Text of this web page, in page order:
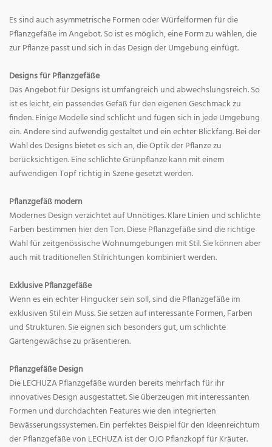
Es sind auch asymmetrische Formen oder Würfelformen für die
Pflanzgefäße im Angebot. So ist es möglich, eine Form zu wählen, die
zur Pflanze passt und sich in das Design der Umgebung einfügt.
Designs für Pflanzgefäße
Das Angebot für Designs ist umfangreich und abwechslungsreich. So
ist es leicht, ein passendes Gefäß für den eigenen Geschmack zu
finden. Einige Modelle sind schlicht und fügen sich in jede Umgebung
ein. Andere sind aufwendig gestaltet und ein echter Blickfang. Bei der
Wahl des Designs bietet es sich an, die Optik der Pflanze zu
berücksichtigen. Eine schlichte Grünpflanze kann mit einem
aufwendigen Topf richtig in Szene gesetzt werden.
Pflanzgefäß modern
Modernes Design verzichtet auf Unnötiges. Klare Linien und schlichte
Farben bestimmen hier den Ton. Diese Pflanzgefäße sind die richtige
Wahl für zeitgenössische Wohnumgebungen mit Stil. Sie können aber
auch mit traditionellen Stilrichtungen kombiniert werden.
Exklusive Pflanzgefäße
Wenn es ein echter Hingucker sein soll, sind die Pflanzgefäße im
exklusiven Stil ein Muss. Sie setzen auf interessante Formen, Farben
und Strukturen. Sie eignen sich besonders gut, um schlichte
Gartengewächse zu präsentieren.
Pflanzgefäße Design
Die LECHUZA Pflanzgefäße wurden bereits mehrfach für ihr
innovatives Design ausgestattet. Sie überzeugen mit interessanten
Formen und durchdachten Features wie den integrierten
Bewässerungssystemen. Ein perfektes Beispiel für den Ideenreichtum
der Pflanzgefäße von LECHUZA ist der OJO Pflanzkopf für Kräuter.